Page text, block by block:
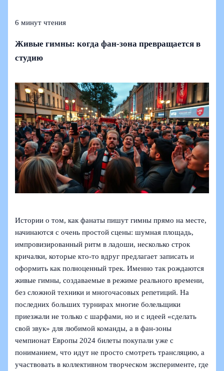
6 минут чтения
Живые гимны: когда фан-зона превращается в
студию
Истории о том, как фанаты пишут гимны прямо на месте,
начинаются с очень простой сцены: шумная площадь,
импровизированный ритм в ладоши, несколько строк
кричалки, которые кто‑то вдруг предлагает записать и
оформить как полноценный трек. Именно так рождаются
живые гимны, создаваемые в режиме реального времени,
без сложной техники и многочасовых репетиций. На
последних больших турнирах многие болельщики
приезжали не только с шарфами, но и с идеей «сделать
свой звук» для любимой команды, а в фан-зоны
чемпионат Европы 2024 билеты покупали уже с
пониманием, что идут не просто смотреть трансляцию, а
участвовать в коллективном творческом эксперименте, где